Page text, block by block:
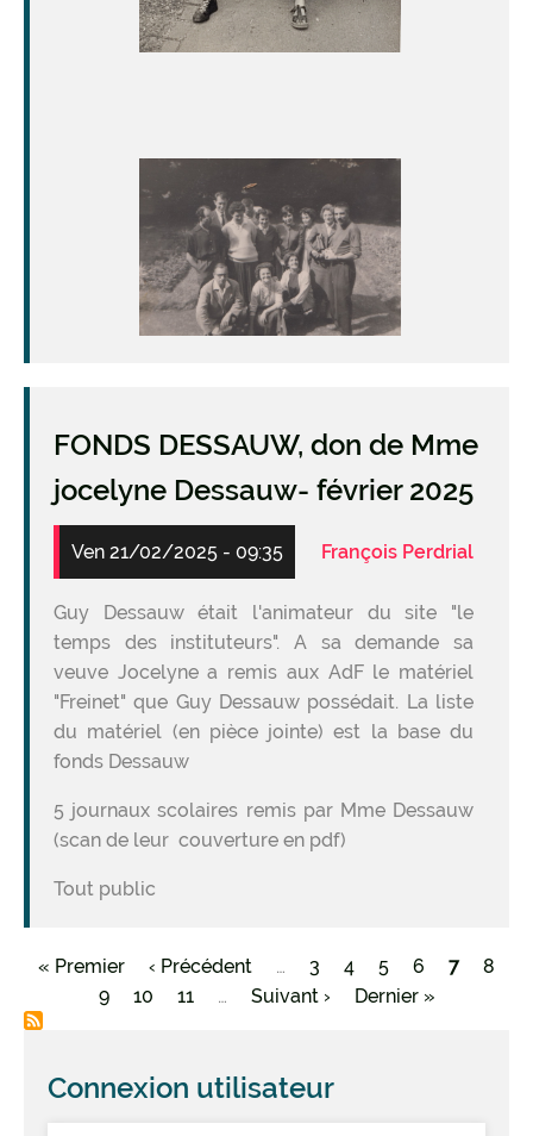
Connexion utilisateur
Image
FONDS DESSAUW, don de Mme
jocelyne Dessauw- février 2025
Ven 21/02/2025 - 09:35 François Perdrial
Guy Dessauw était l'animateur du site "le
temps des instituteurs". A sa demande sa
veuve Jocelyne a remis aux AdF le matériel
"Freinet" que Guy Dessauw possédait. La liste
du matériel (en pièce jointe) est la base du
fonds Dessauw
5 journaux scolaires remis par Mme Dessauw
(scan de leur couverture en pdf)
Tout public
Pagination
Première
« Premier
Page
précédente
‹ Précédent … Page
3 Page
4 Page
5 Page
6
Page
7 Page
8
Page
9 Page
10 Page
11 …
Page
Suivant ›
Dernière
Dernier »